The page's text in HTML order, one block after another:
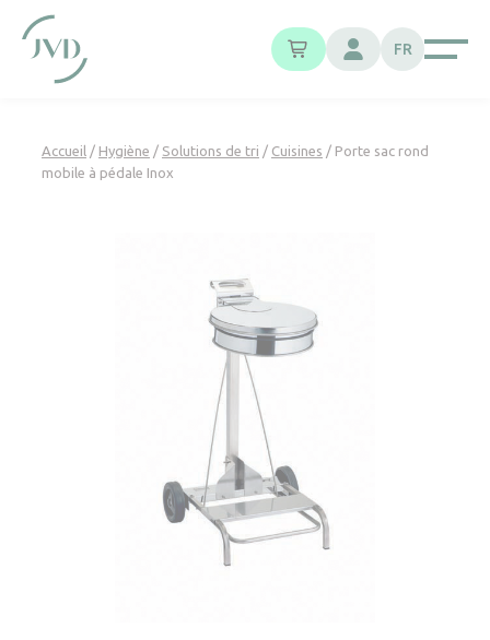
FR
Accueil / Hygiène / Solutions de tri / Cuisines / Porte sac rond
mobile à pédale Inox
Panneau de gestion des cookies